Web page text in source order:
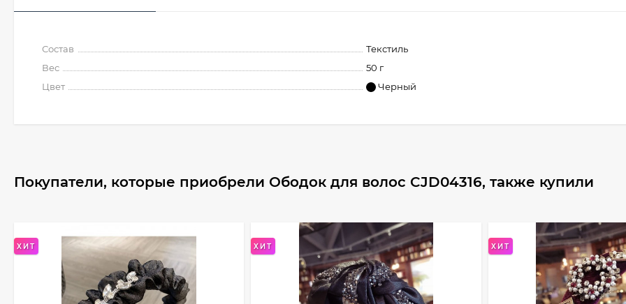
Состав
Текстиль
Вес
50 г
Цвет
Черный
Покупатели, которые приобрели Ободок для волос CJD04316, также купили
ХИТ ХИТ ХИТ